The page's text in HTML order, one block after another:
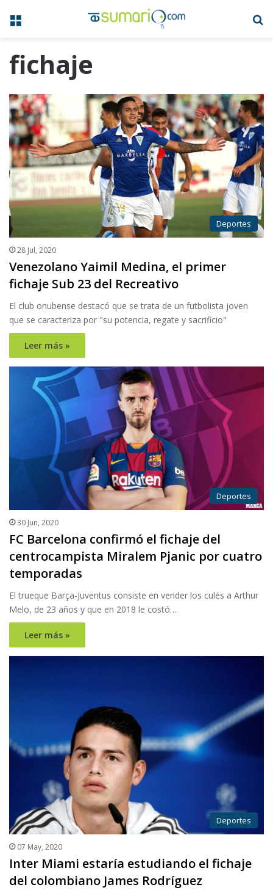
Menú
fichaje
Deportes
28 Jul, 2020
Venezolano Yaimil Medina, el primer
fichaje Sub 23 del Recreativo
El club onubense destacó que se trata de un futbolista joven
que se caracteriza por "su potencia, regate y sacrificio"
Leer más »
Deportes
30 Jun, 2020
FC Barcelona confirmó el fichaje del
centrocampista Miralem Pjanic por cuatro
temporadas
El trueque Barça-Juventus consiste en vender los culés a Arthur
Melo, de 23 años y que en 2018 le costó…
Leer más »
Deportes
07 May, 2020
Inter Miami estaría estudiando el fichaje
del colombiano James Rodríguez